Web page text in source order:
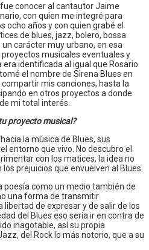
conocer al cantautor Jaime
con quien me integré para
ocho años y con quien grabé el
de blues, jazz, bolero, bossa
carácter muy urbano, en esa
musicales eventuales y
identificada al igual que Rosario
el nombre de Sirena Blues en
mis canciones, hasta la
en otros proyectos a donde
mi total interés.
proyecto musical?
la música de Blues, sus
entorno que vivo. No descubro el
con los matices, la idea no
prejuicios que envuelven al Blues.
poesía como un medio también de
una forma de transmitir
libertad de expresar y de salir de los
del Blues eso sería ir en contra de
inagotable, así su propia
del Rock lo más notorio, que a su